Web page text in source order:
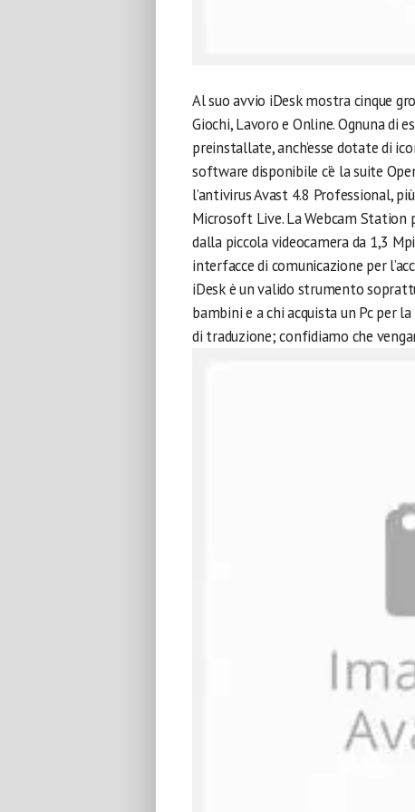
Al suo avvio iDesk mostra cinque
Giochi, Lavoro e Online. Ognuna di
preinstallate, anch’esse dotate di
software disponibile c’è la suite
l’antivirus Avast 4.8 Professional,
Microsoft Live. La Webcam
dalla piccola videocamera da 1,3
interfacce di comunicazione per
iDesk è un valido strumento
bambini e a chi acquista un Pc per
di traduzione; confidiamo che